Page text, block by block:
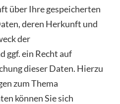
über Ihre gespeicherten
deren Herkunft und
der
ggf. ein Recht auf
dieser Daten. Hierzu
zum Thema
können Sie sich